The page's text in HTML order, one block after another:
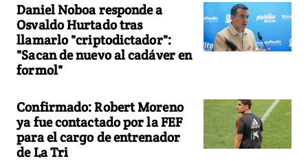
Daniel Noboa responde a
Osvaldo Hurtado tras
llamarlo "criptodictador":
"Sacan de nuevo al cadáver en
formol"
Confirmado: Robert Moreno
ya fue contactado por la FEF
para el cargo de entrenador
de La Tri